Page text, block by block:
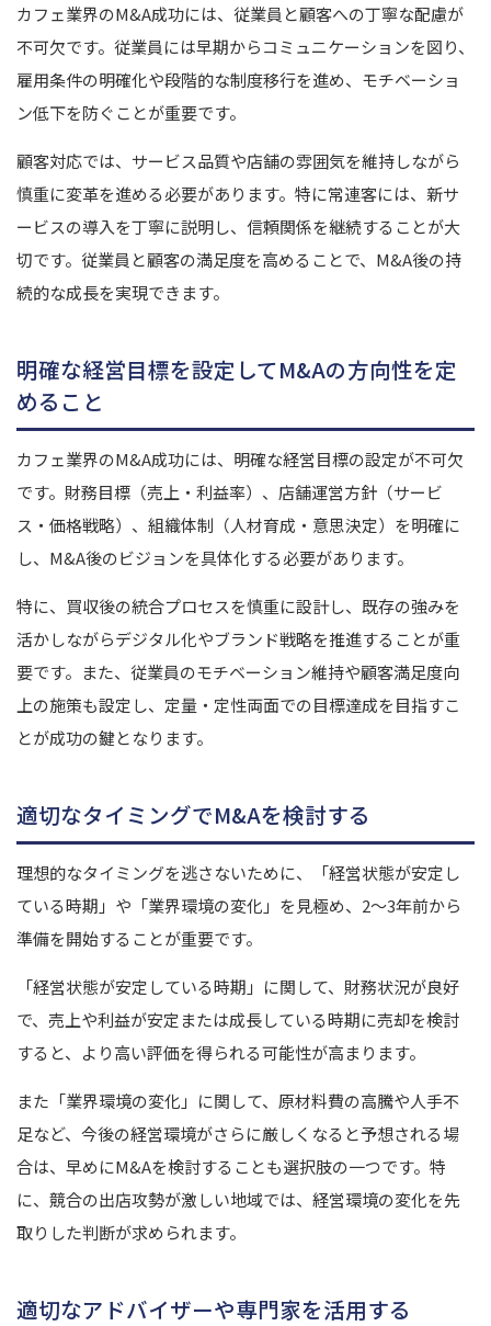
カフェ業界のM&A成功には、従業員と顧客への丁寧な配慮が
不可欠です。従業員には早期からコミュニケーションを図り、
雇用条件の明確化や段階的な制度移行を進め、モチベーショ
ン低下を防ぐことが重要です。
顧客対応では、サービス品質や店舗の雰囲気を維持しながら
慎重に変革を進める必要があります。特に常連客には、新サ
ービスの導入を丁寧に説明し、信頼関係を継続することが大
切です。従業員と顧客の満足度を高めることで、M&A後の持
続的な成長を実現できます。
明確な経営目標を設定してM&Aの方向性を定
めること
カフェ業界のM&A成功には、明確な経営目標の設定が不可欠
です。財務目標（売上・利益率）、店舗運営方針（サービ
ス・価格戦略）、組織体制（人材育成・意思決定）を明確に
し、M&A後のビジョンを具体化する必要があります。
特に、買収後の統合プロセスを慎重に設計し、既存の強みを
活かしながらデジタル化やブランド戦略を推進することが重
要です。また、従業員のモチベーション維持や顧客満足度向
上の施策も設定し、定量・定性両面での目標達成を目指すこ
とが成功の鍵となります。
適切なタイミングでM&Aを検討する
理想的なタイミングを逃さないために、「経営状態が安定し
ている時期」や「業界環境の変化」を見極め、2〜3年前から
準備を開始することが重要です。
「経営状態が安定している時期」に関して、財務状況が良好
で、売上や利益が安定または成長している時期に売却を検討
すると、より高い評価を得られる可能性が高まります。
また「業界環境の変化」に関して、原材料費の高騰や人手不
足など、今後の経営環境がさらに厳しくなると予想される場
合は、早めにM&Aを検討することも選択肢の一つです。特
に、競合の出店攻勢が激しい地域では、経営環境の変化を先
取りした判断が求められます。
適切なアドバイザーや専門家を活用する